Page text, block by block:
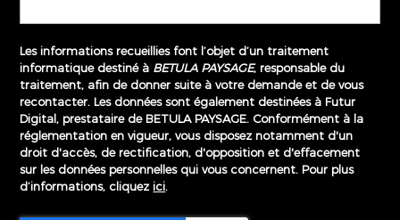
Les informations recueillies font l’objet d’un traitement
informatique destiné à BETULA PAYSAGE, responsable du
traitement, afin de donner suite à votre demande et de vous
recontacter. Les données sont également destinées à Futur
Digital, prestataire de BETULA PAYSAGE. Conformément à la
réglementation en vigueur, vous disposez notamment d'un
droit d'accès, de rectification, d'opposition et d'effacement
sur les données personnelles qui vous concernent. Pour plus
d’informations, cliquezici.